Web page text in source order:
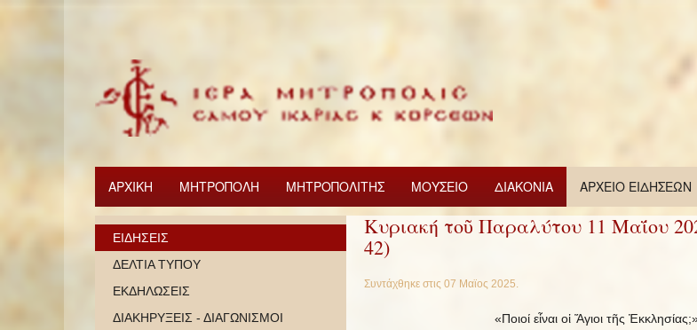
ΑΡΧΙΚΗ ΜΗΤΡΟΠΟΛΗ ΜΗΤΡΟΠΟΛΙΤΗΣ ΜΟΥΣΕΙΟ ΔΙΑΚΟΝΙΑ ΑΡΧΕΙΟ ΕΙΔΗΣΕΩΝ
Κυριακή τοῦ Παραλύτου 11 Μαΐου
42)
Συντάχθηκε στις 07 Μαϊος 2025.
«Ποιοί εἶναι οἱ Ἅγιοι τῆς
ΕΙΔΗΣΕΙΣ
ΔΕΛΤΙΑ ΤΥΠΟΥ
ΕΚΔΗΛΩΣΕΙΣ
ΔΙΑΚΗΡΥΞΕΙΣ - ΔΙΑΓΩΝΙΣΜΟΙ